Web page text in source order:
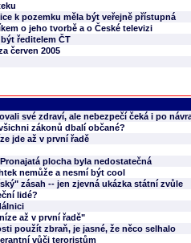
k pozemku měla být veřejně přístupná
o jeho tvorbě a o České televizi
ředitelem ČT
červen 2005
své zdraví, ale nebezpečí čeká i po
zákonů dbalí občané?
jde až v první řadě
plocha byla nedostatečná
nemůže a nesmí být cool
zásah -- jen zjevná ukázka státní zvůle
lidé?
až v první řadě"
použít zbraň, je jasné, že něco selhalo
vůči teroristům